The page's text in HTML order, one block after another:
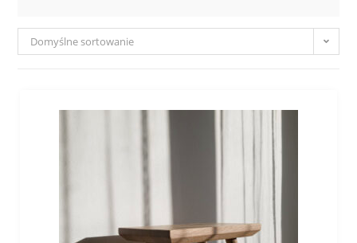
Domyślne sortowanie